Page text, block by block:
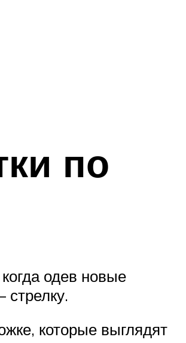
по
одев новые
стрелку.
которые выглядят